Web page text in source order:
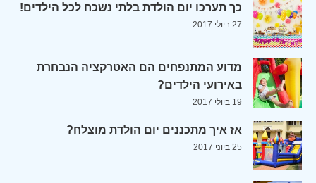
כך תערכו יום הולדת בלתי נשכח לכל הילדים!
27 ביולי 2017
מדוע המתנפחים הם האטרקציה הנבחרת
באירועי הילדים?
19 ביולי 2017
אז איך מתכננים יום הולדת מוצלח?
25 ביוני 2017